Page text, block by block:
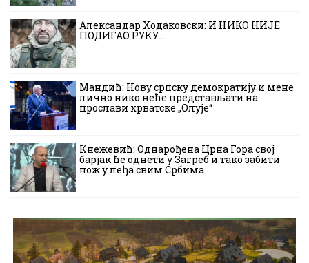
Александар Ходаковски: И НИКО НИЈЕ
ПОДИГАО РУКУ…
Мандић: Нову српску демократију и мене
лично нико неће представљати на
прослави хрватске „Олује“
Кнежевић: Однарођена Црна Гора свој
барјак ће однети у Загреб и тако забити
нож у леђа свим Србима